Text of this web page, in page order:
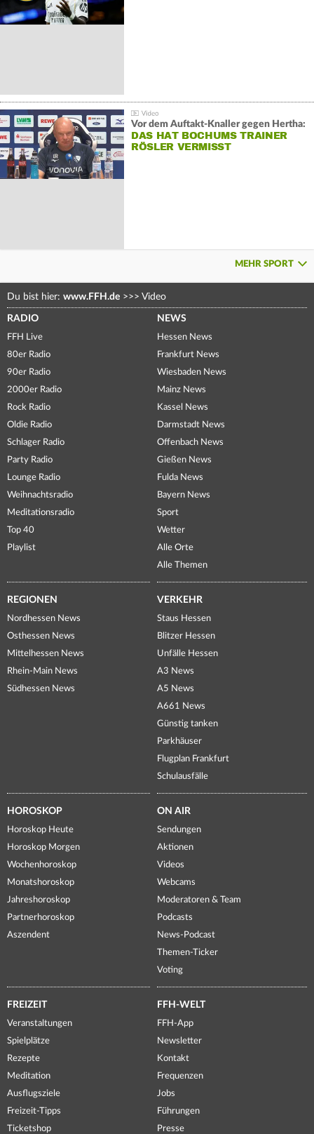
Vor dem Auftakt-Knaller gegen Hertha:
DAS HAT BOCHUMS TRAINER
RÖSLER VERMISST
MEHR SPORT
Du bist hier: www.FFH.de >>> Video
RADIO
FFH Live
80er Radio
90er Radio
2000er Radio
Rock Radio
Oldie Radio
Schlager Radio
Party Radio
Lounge Radio
Weihnachtsradio
Meditationsradio
Top 40
Playlist
NEWS
Hessen News
Frankfurt News
Wiesbaden News
Mainz News
Kassel News
Darmstadt News
Offenbach News
Gießen News
Fulda News
Bayern News
Sport
Wetter
Alle Orte
Alle Themen
REGIONEN
Nordhessen News
Osthessen News
Mittelhessen News
Rhein-Main News
Südhessen News
VERKEHR
Staus Hessen
Blitzer Hessen
Unfälle Hessen
A3 News
A5 News
A661 News
Günstig tanken
Parkhäuser
Flugplan Frankfurt
Schulausfälle
HOROSKOP
Horoskop Heute
Horoskop Morgen
Wochenhoroskop
Monatshoroskop
Jahreshoroskop
Partnerhoroskop
Aszendent
ON AIR
Sendungen
Aktionen
Videos
Webcams
Moderatoren & Team
Podcasts
News-Podcast
Themen-Ticker
Voting
FREIZEIT
Veranstaltungen
Spielplätze
Rezepte
Meditation
Ausflugsziele
Freizeit-Tipps
Ticketshop
FFH-WELT
FFH-App
Newsletter
Kontakt
Frequenzen
Jobs
Führungen
Presse